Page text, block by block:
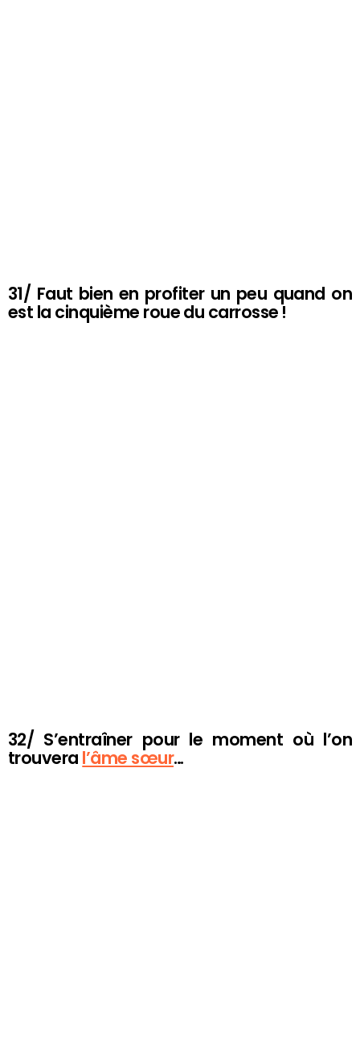
31/ Faut bien en profiter un peu quand on
est la cinquième roue du carrosse !
32/ S’entraîner pour le moment où l’on
trouvera l’âme sœur…